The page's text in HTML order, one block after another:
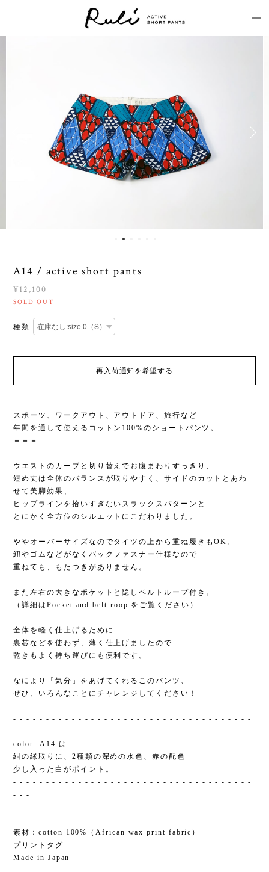
A14 / active short pants
¥12,100
SOLD OUT
種類
再入荷通知を希望する
スポーツ、ワークアウト、アウトドア、旅行など
年間を通して使えるコットン100%のショートパンツ。
＝＝＝
ウエストのカーブと切り替えでお腹まわりすっきり、
短め丈は全体のバランスが取りやすく、サイドのカットとあわ
せて美脚効果、
ヒップラインを拾いすぎないスラックスパターンと
とにかく全方位のシルエットにこだわりました。
ややオーバーサイズなのでタイツの上から重ね履きもOK。
紐やゴムなどがなくバックファスナー仕様なので
重ねても、もたつきがありません。
また左右の大きなポケットと隠しベルトループ付き。
（詳細はPocket and belt roop をご覧ください）
全体を軽く仕上げるために
裏芯などを使わず、薄く仕上げましたので
乾きもよく持ち運びにも便利です。
なにより「気分」をあげてくれるこのパンツ、
ぜひ、いろんなことにチャレンジしてください！
- - - - - - - - - - - - - - - - - - - - - - - - - - - - - - - - - - - - -
- - -
color :A14 は
紺の縁取りに、2種類の深めの水色、赤の配色
少し入った白がポイント。
- - - - - - - - - - - - - - - - - - - - - - - - - - - - - - - - - - - - -
- - -
素材：cotton 100%（African wax print fabric）
プリントタグ
Made in Japan